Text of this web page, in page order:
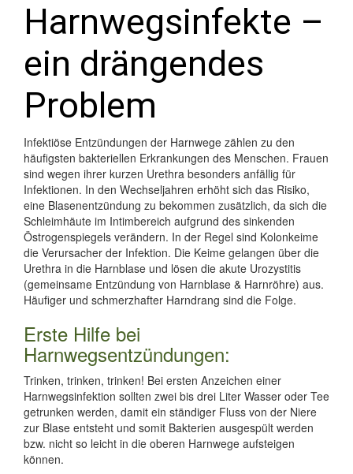
Harnwegsinfekte –
ein drängendes
Problem
Infektiöse Entzündungen der Harnwege zählen zu den
häufigsten bakteriellen Erkrankungen des Menschen. Frauen
sind wegen ihrer kurzen Urethra besonders anfällig für
Infektionen. In den Wechseljahren erhöht sich das Risiko,
eine Blasenentzündung zu bekommen zusätzlich, da sich die
Schleimhäute im Intimbereich aufgrund des sinkenden
Östrogen­­spiegels verändern. In der Regel sind Kolonkeime
die Verursacher der Infektion. Die Keime gelangen über die
Urethra in die Harnblase und lösen die akute Urozystitis
(gemeinsame Entzündung von Harnblase & Harn­röhre) aus.
Häufiger und schmerzhafter Harn­drang sind die Folge.
Erste Hilfe bei
Harnwegsentzündungen:
Trinken, trinken, trinken! Bei ersten Anzeichen einer
Harnwegsinfektion sollten zwei bis drei Liter Wasser oder Tee
getrunken werden, damit ein ständiger Fluss von der Niere
zur Blase entsteht und somit Bakterien ausgespült werden
bzw. nicht so leicht in die oberen Harnwege aufsteigen
können.